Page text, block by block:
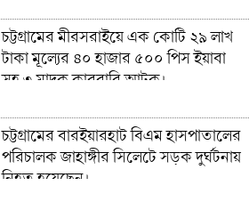
চট্টগ্রামের মীরসরাইয়ে এক কোটি ২৯ লাখ
টাকা মূল্যের ৪০ হাজার ৫০০ পিস ইয়াবা
সহ ৩ মাদক কারবারি আটক।
চট্টগ্রামের বারইয়ারহাট বিএম হাসপাতালের
পরিচালক জাহাঙ্গীর সিলেটে সড়ক দুর্ঘটনায়
নিহত হয়েছেন।